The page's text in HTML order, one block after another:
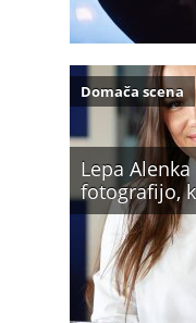
Lepa
fotografijo,
Domača scena